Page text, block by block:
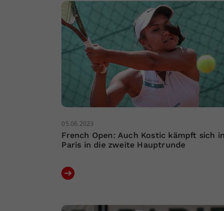
05.06.2023
French Open: Auch Kostic kämpft sich in
Paris in die zweite Hauptrunde